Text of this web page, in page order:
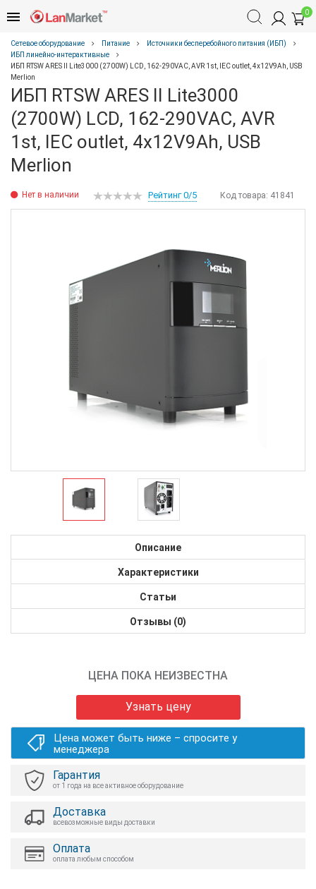
0
Сетевое оборудование Питание
Источники бесперебойного питания (ИБП)
ИБП линейно-интерактивные
ИБП RTSW ARES II Lite3000 (2700W) LСD, 162-290VAC, AVR 1st, IEC outlet, 4x12V9Ah, USB
Merlion
ИБП RTSW ARES II Lite3000
(2700W) LСD, 162-290VAC, AVR
1st, IEC outlet, 4x12V9Ah, USB
Merlion
Нет в наличии Код товара: 41841
Рейтинг 0/5
Описание
Характеристики
Статьи
Отзывы (0)
ЦЕНА ПОКА НЕИЗВЕСТНА
Узнать цену
Цена может быть ниже – спросите у
менеджера
Гарантия
от 1 года на все активное оборудование
Доставка
всевозможные виды доставки
Оплата
оплата любым способом